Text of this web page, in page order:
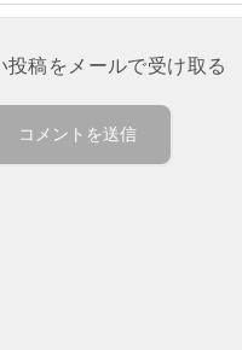
投稿をメールで受け取る